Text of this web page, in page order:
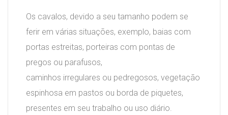
Os cavalos, devido a seu tamanho podem se
ferir em várias situações, exemplo, baias com
portas estreitas, porteiras com pontas de
pregos ou parafusos,
caminhos irregulares ou pedregosos, vegetação
espinhosa em pastos ou borda de piquetes,
presentes em seu trabalho ou uso diário.